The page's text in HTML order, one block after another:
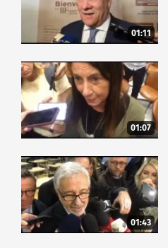
01:11
01:07
01:43